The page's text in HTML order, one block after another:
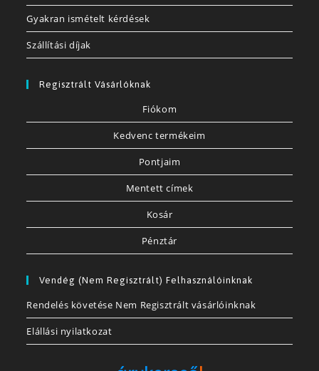
Gyakran ismételt kérdések
Szállítási díjak
Regisztrált Vásárlóknak
Fiókom
Kedvenc termékeim
Pontjaim
Mentett címek
Kosár
Pénztár
Vendég (nem Regisztrált) Felhasználóinknak
Rendelés követése Nem Regisztrált vásárlóinknak
Elállási nyilatkozat